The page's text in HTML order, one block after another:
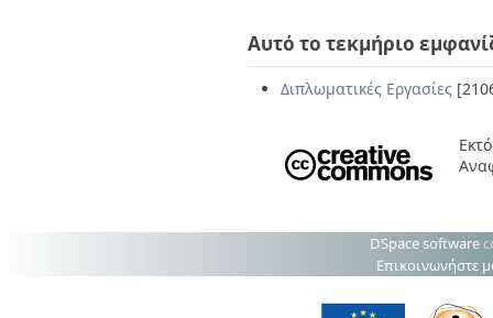
Αυτό το τεκμήριο
Διπλωματικές Εργασίες
DSpace software
Επικοινωνήστε